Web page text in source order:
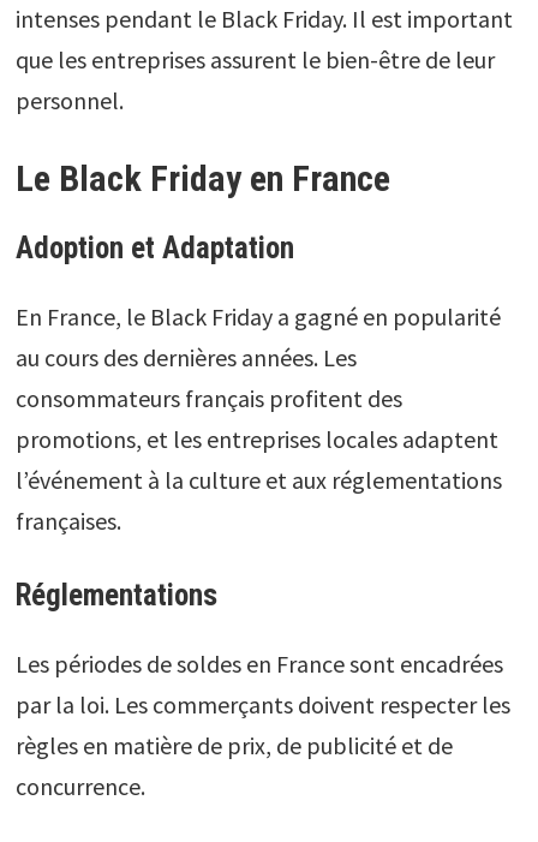
intenses pendant le Black Friday. Il est important
que les entreprises assurent le bien-être de leur
personnel.
Le Black Friday en France
Adoption et Adaptation
En France, le Black Friday a gagné en popularité
au cours des dernières années. Les
consommateurs français profitent des
promotions, et les entreprises locales adaptent
l’événement à la culture et aux réglementations
françaises.
Réglementations
Les périodes de soldes en France sont encadrées
par la loi. Les commerçants doivent respecter les
règles en matière de prix, de publicité et de
concurrence.